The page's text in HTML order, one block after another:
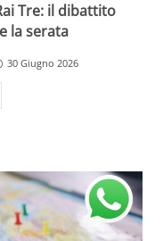
Tre: il dibattito
la serata
30 Giugno 2026